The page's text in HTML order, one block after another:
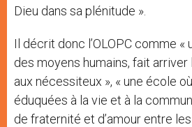
Dieu dans sa plénitude ».
Il décrit donc l’OLOPC comme «
des moyens humains, fait arriver
aux nécessiteux », « une école
éduquées à la vie et à la
de fraternité et d’amour entre